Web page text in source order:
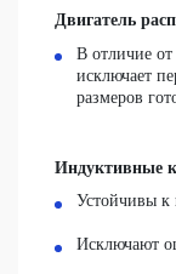
Двигатель
В отличие от
исключает
размеров
Индуктивные
Устойчивы к
Исключают